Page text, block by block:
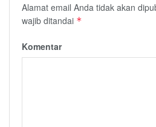
Alamat email Anda tidak akan
wajib ditandai *
Komentar